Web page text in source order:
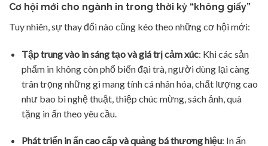
Cơ hội mới cho ngành in trong thời kỳ “không giấy”
Tuy nhiên, sự thay đổi nào cũng kéo theo những cơ hội mới:
Tập trung vào in sáng tạo và giá trị cảm xúc: Khi các sản
phẩm in không còn phổ biến đại trà, người dùng lại càng
trân trọng những gì mang tính cá nhân hóa, chất lượng cao
như bao bì nghệ thuật, thiệp chúc mừng, sách ảnh, quà
tặng in ấn theo yêu cầu.
Phát triển in ấn cao cấp và quảng bá thương hiệu: In ấn